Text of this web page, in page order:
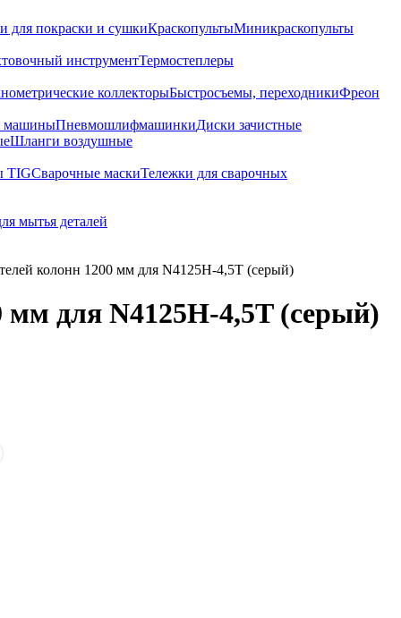
для покраски и сушкиКраскопультыМиникраскопульты
инструментТермостеплеры
коллекторыБыстросъемы, переходникиФреон
машиныПневмошлифмашинкиДиски зачистные
Шланги воздушные
TIGСварочные маскиТележки для сварочных
мытья деталей
колонн 1200 мм для N4125H-4,5T (серый)
мм для N4125H-4,5T (серый)